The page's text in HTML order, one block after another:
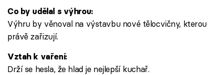
Co by udělal s výhrou:
Výhru by věnoval na výstavbu nové tělocvičny, kterou
právě zařizují.
Vztah k vaření:
Drží se hesla, že hlad je nejlepší kuchař.